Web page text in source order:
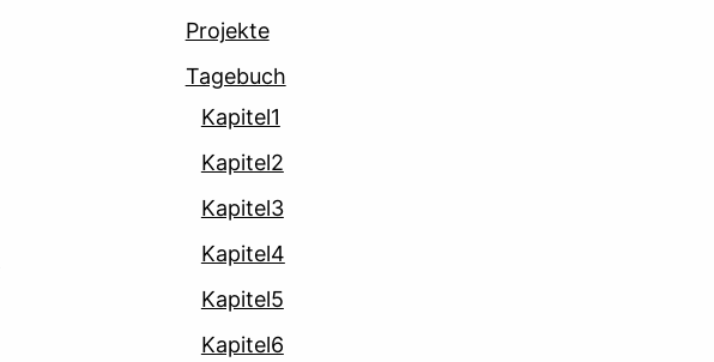
Projekte
Tagebuch
Kapitel1
Kapitel2
Kapitel3
Kapitel4
Kapitel5
Kapitel6